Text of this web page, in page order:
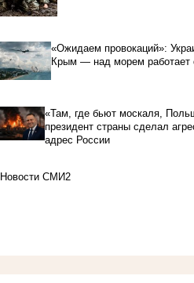
«Ожидаем провокаций»:
Крым — над морем работает
«Там, где бьют москаля,
президент страны сделал
адрес России
Новости СМИ2